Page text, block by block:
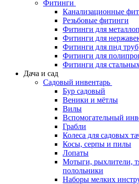
Фитинги
Канализационные
Резьбовые фитинги
Фитинги для
Фитинги для
Фитинги для пнд труб
Фитинги для
Фитинги для
Дача и сад
Садовый инвентарь
Бур садовый
Веники и мётлы
Вилы
Вспомогательный
Грабли
Колеса для садовых
Косы, серпы и пилы
Лопаты
Мотыги, рыхлители,
полольники
Наборы мелких